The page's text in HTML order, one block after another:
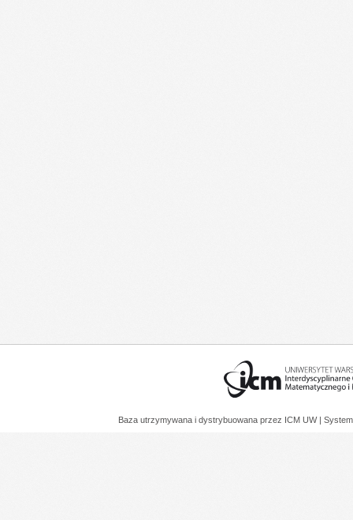
Baza utrzymywana i dystrybuowana przez ICM UW |